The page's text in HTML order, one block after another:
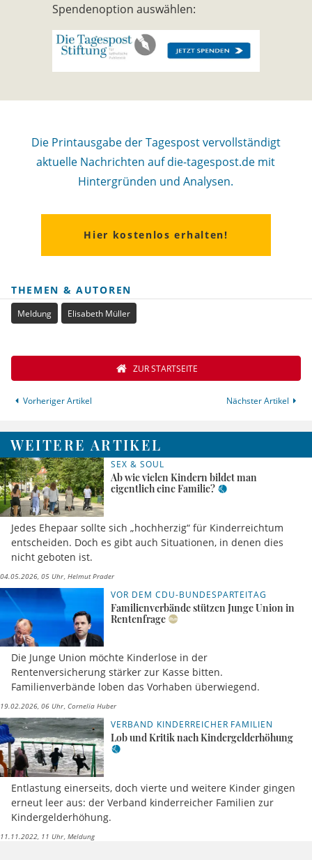
Spendenoption auswählen:
Die Printausgabe der Tagespost vervollständigt
aktuelle Nachrichten auf die-tagespost.de mit
Hintergründen und Analysen.
Hier kostenlos erhalten!
THEMEN & AUTOREN
Meldung Elisabeth Müller
Vorheriger Artikel
ZUR STARTSEITE
Nächster Artikel
WEITERE ARTIKEL
SEX & SOUL
Ab wie vielen Kindern bildet man
eigentlich eine Familie?
Jedes Ehepaar sollte sich „hochherzig“ für Kinderreichtum
entscheiden. Doch es gibt auch Situationen, in denen dies
nicht geboten ist.
04.05.2026, 05 Uhr Helmut Prader
VOR DEM CDU-BUNDESPARTEITAG
Familienverbände stützen Junge Union in
Rentenfrage
Die Junge Union möchte Kinderlose in der
Rentenversicherung stärker zur Kasse bitten.
Familienverbände loben das Vorhaben überwiegend.
19.02.2026, 06 Uhr Cornelia Huber
VERBAND KINDERREICHER FAMILIEN
Lob und Kritik nach Kindergelderhöhung
Entlastung einerseits, doch vierte und weitere Kinder gingen
erneut leer aus: der Verband kinderreicher Familien zur
Kindergelderhöhung.
11.11.2022, 11 Uhr Meldung